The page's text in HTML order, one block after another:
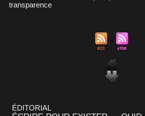
transparence
ÉDITORIAL